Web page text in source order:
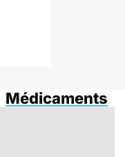
Médicaments